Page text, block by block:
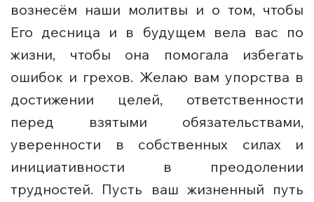
вознесём наши молитвы и о том, чтобы
Его десница и в будущем вела вас по
жизни, чтобы она помогала избегать
ошибок и грехов. Желаю вам упорства в
достижении целей, ответственности
перед взятыми обязательствами,
уверенности в собственных силах и
инициативности в преодолении
трудностей. Пусть ваш жизненный путь